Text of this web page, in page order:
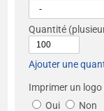
Quantité
Ajouter une
Imprimer un
Oui
Non